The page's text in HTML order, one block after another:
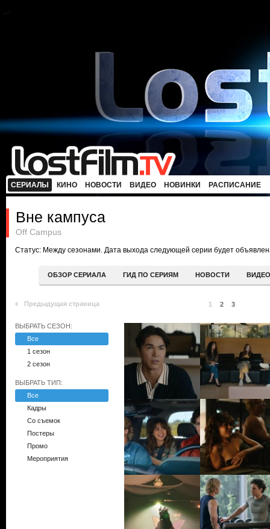
СЕРИАЛЫ КИНО НОВОСТИ ВИДЕО НОВИНКИ РАСПИСАНИЕ
Вне кампуса
Off Campus
Статус: Между сезонами. Дата выхода следующей серии будет
ОБЗОР СЕРИАЛА ГИД ПО СЕРИЯМ НОВОСТИ ВИДЕО
Предыдущая страница 1 2 3
ВЫБРАТЬ СЕЗОН:
Все
1 сезон
2 сезон
ВЫБРАТЬ ТИП:
Все
Кадры
Со съемок
Постеры
Промо
Мероприятия